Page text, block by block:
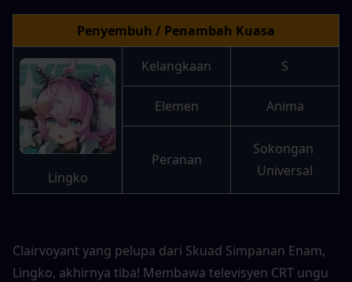
Penyembuh / Penambah Kuasa
Lingko
Kelangkaan S
Elemen Anima
Peranan
Sokongan
Universal
Clairvoyant yang pelupa dari Skuad Simpanan Enam,
Lingko, akhirnya tiba! Membawa televisyen CRT ungu